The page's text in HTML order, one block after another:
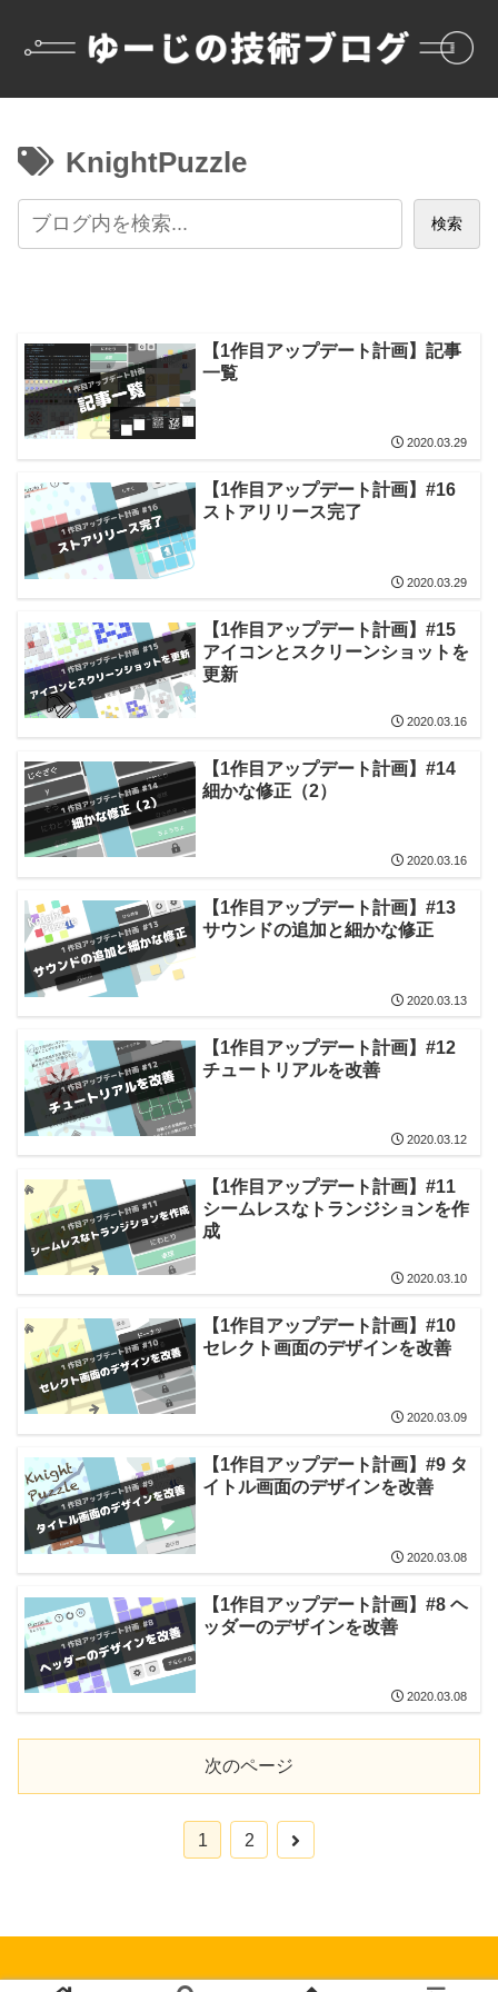
KnightPuzzle
検索
【1作目アップデート計画】記事
一覧
2020.03.29
【1作目アップデート計画】#16
ストアリリース完了
2020.03.29
【1作目アップデート計画】#15
アイコンとスクリーンショットを
更新
2020.03.16
【1作目アップデート計画】#14
細かな修正（2）
2020.03.16
【1作目アップデート計画】#13
サウンドの追加と細かな修正
2020.03.13
【1作目アップデート計画】#12
チュートリアルを改善
2020.03.12
【1作目アップデート計画】#11
シームレスなトランジションを作
成
2020.03.10
【1作目アップデート計画】#10
セレクト画面のデザインを改善
2020.03.09
【1作目アップデート計画】#9 タ
イトル画面のデザインを改善
2020.03.08
【1作目アップデート計画】#8 ヘ
ッダーのデザインを改善
2020.03.08
次のページ
1 2
次